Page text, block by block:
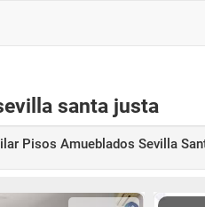
santa justa
Pisos Amueblados Sevilla